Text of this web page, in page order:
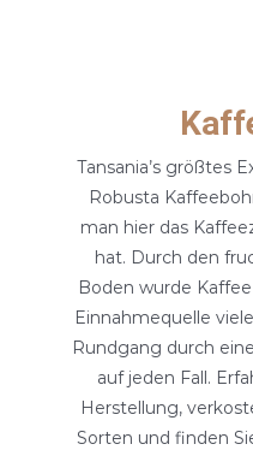
Tansania’s größtes
Robusta
man hier das
hat. Durch den
Boden wurde
Einnahmequelle
Rundgang durch
auf jeden Fall.
Herstellung,
Sorten und finden